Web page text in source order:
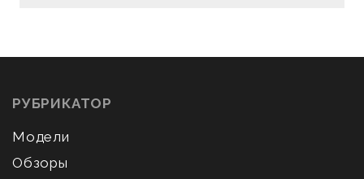
РУБРИКАТОР
Модели
Обзоры